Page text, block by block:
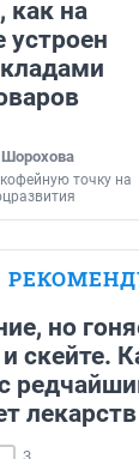
как на
точку на
но
скейте.
лекарств